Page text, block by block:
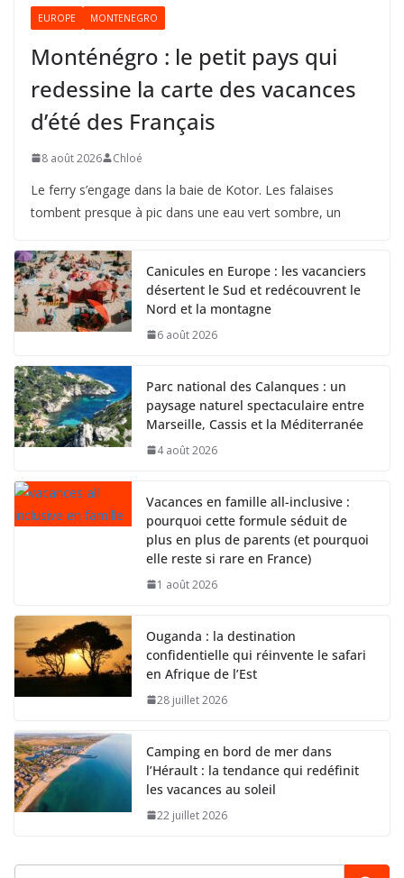
EUROPE MONTENEGRO
Monténégro : le petit pays qui
redessine la carte des vacances
d’été des Français
8 août 2026 Chloé
Le ferry s’engage dans la baie de Kotor. Les falaises
tombent presque à pic dans une eau vert sombre, un
Canicules en Europe : les vacanciers
désertent le Sud et redécouvrent le
Nord et la montagne
6 août 2026
Parc national des Calanques : un
paysage naturel spectaculaire entre
Marseille, Cassis et la Méditerranée
4 août 2026
Vacances en famille all-inclusive :
pourquoi cette formule séduit de
plus en plus de parents (et pourquoi
elle reste si rare en France)
1 août 2026
Ouganda : la destination
confidentielle qui réinvente le safari
en Afrique de l’Est
28 juillet 2026
Camping en bord de mer dans
l’Hérault : la tendance qui redéfinit
les vacances au soleil
22 juillet 2026